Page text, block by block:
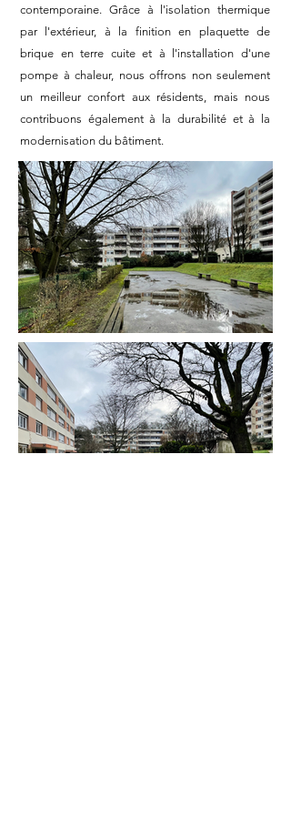
contemporaine. Grâce à l'isolation thermique
par l'extérieur, à la finition en plaquette de
brique en terre cuite et à l'installation d'une
pompe à chaleur, nous offrons non seulement
un meilleur confort aux résidents, mais nous
contribuons également à la durabilité et à la
modernisation du bâtiment.